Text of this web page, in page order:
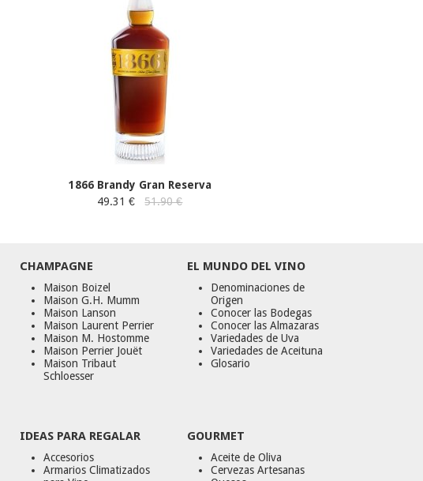
1866 Brandy Gran Reserva
49.31 €
51.90 €
CHAMPAGNE
Maison Boizel
Maison G.H. Mumm
Maison Lanson
Maison Laurent Perrier
Maison M. Hostomme
Maison Perrier Jouët
Maison Tribaut
Schloesser
EL MUNDO DEL VINO
Denominaciones de
Origen
Conocer las Bodegas
Conocer las Almazaras
Variedades de Uva
Variedades de Aceituna
Glosario
IDEAS PARA REGALAR
Accesorios
Armarios Climatizados
GOURMET
Aceite de Oliva
Cervezas Artesanas